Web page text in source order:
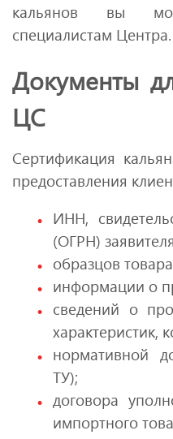
кальянов вы
специалистам Центра.
Документы
ЦС
Сертификация
предоставления
ИНН,
(ОГРН)
образцов
информации о
сведений о
характеристик,
нормативной
ТУ);
договора
импортного